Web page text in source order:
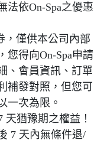
法依On-Spa之優惠
，僅供本公司內部
您得向On-Spa申請
、會員資訊、訂單
補發對照，但您可
一次為限。
猶豫期之權益！
7 天內無條件退/